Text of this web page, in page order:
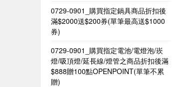
0729-0901_購買指定鍋具商品折扣後
滿$2000送$200券(單筆最高送$1000
券)
0729-0901_購買指定電池/電燈泡/崁
燈/吸頂燈/延長線/燈管之商品折扣後滿
$888贈100點OPENPOINT(單筆不累
贈)